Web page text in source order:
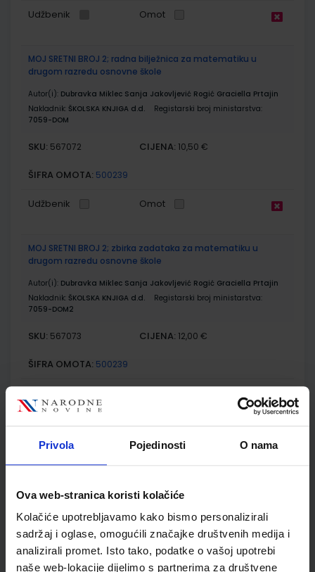
Privola Pojedinosti O nama
Ova web-stranica koristi kolačiće
Kolačiće upotrebljavamo kako bismo personalizirali
sadržaj i oglase, omogućili značajke društvenih medija i
analizirali promet. Isto tako, podatke o vašoj upotrebi
naše web-lokacije dijelimo s partnerima za društvene
Udžbenik Omot
MOJ SRETNI BROJ 2; radna bilježnica za matematiku u
drugom razredu osnovne škole
Autor(i): Dubravka Miklec Sanja Jakovljević Rogić Graciella Prtajin
Nakladnik: ŠKOLSKA KNJIGA d.d.
Registarski broj ministarstva:
7059-DOM
SKU: 567072 CIJENA: 10,50 €
ŠIFRA OMOTA: 500239
Udžbenik Omot
MOJ SRETNI BROJ 2; zbirka zadataka za matematiku u
drugom razredu osnovne škole
Autor(i): Dubravka Miklec Sanja Jakovljević Rogić Graciella Prtajin
Nakladnik: ŠKOLSKA KNJIGA d.d.
Registarski broj ministarstva:
7059-DOM2
SKU: 567073 CIJENA: 12,00 €
ŠIFRA OMOTA: 500239
drugome razredu osnovne škole
7059-DOM3
SKU: 567074 CIJENA: 9,50 €
ŠIFRA OMOTA: